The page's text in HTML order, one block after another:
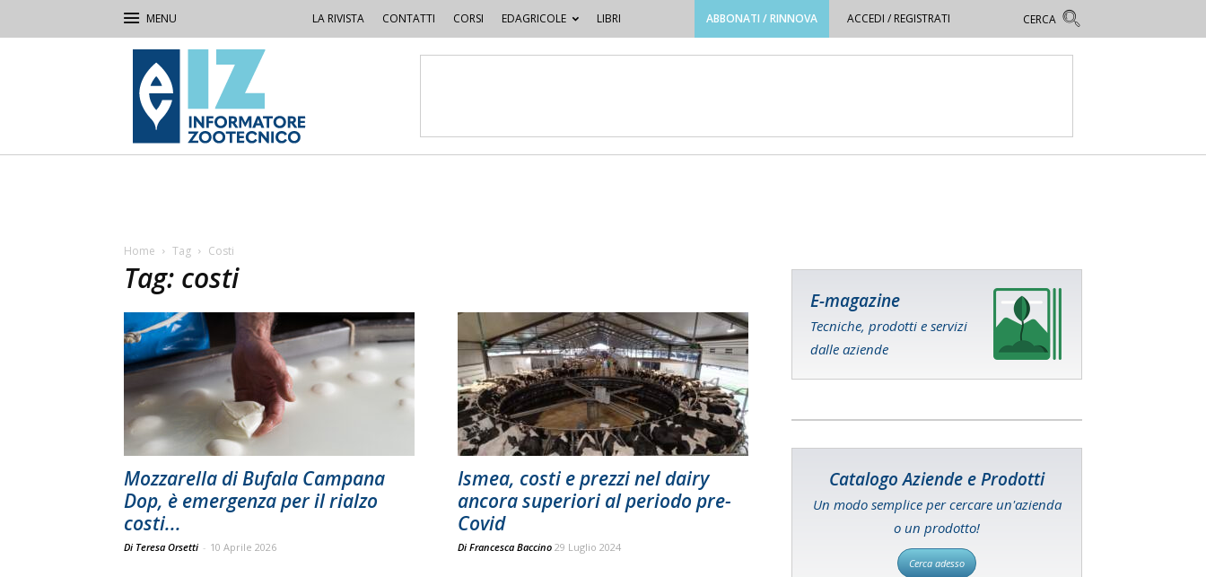
LA RIVISTA CONTATTI CORSI EDAGRICOLE LIBRI ABBONATI / RINNOVA ACCEDI / REGISTRATI
IZ
Informatore
Zootecnico
Home Tag Costi
Tag: costi
Mozzarella di Bufala Campana
Dop, è emergenza per il rialzo
costi...
Di Teresa Orsetti - 10 Aprile 2026
Ismea, costi e prezzi nel dairy
ancora superiori al periodo pre-
Covid
Di Francesca Baccino 29 Luglio 2024
E-magazine
Tecniche, prodotti e servizi
dalle aziende
Catalogo Aziende e Prodotti
Un modo semplice per cercare un'azienda
o un prodotto!
Cerca adesso